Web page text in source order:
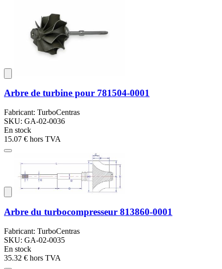
Arbre de turbine pour 781504-0001
Fabricant: TurboCentras
SKU: GA-02-0036
En stock
15.07 € hors TVA
Arbre du turbocompresseur 813860-0001
Fabricant: TurboCentras
SKU: GA-02-0035
En stock
35.32 € hors TVA